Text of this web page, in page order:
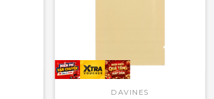
DAVINES